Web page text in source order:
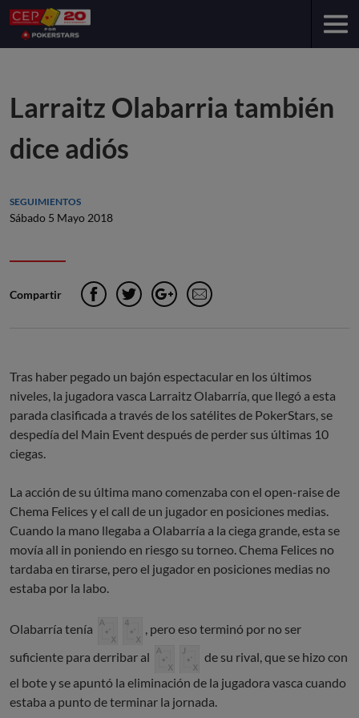
Larraitz Olabarria también
dice adiós
SEGUIMIENTOS
Sábado 5 Mayo 2018
Compartir FacebookTwitterGoogle+
Tras haber pegado un bajón espectacular en los últimos
niveles, la jugadora vasca Larraitz Olabarría, que llegó a esta
parada clasificada a través de los satélites de PokerStars, se
despedía del Main Event después de perder sus últimas 10
ciegas.
La acción de su última mano comenzaba con el open-raise de
Chema Felices y el call de un jugador en posiciones medias.
Cuando la mano llegaba a Olabarría a la ciega grande, esta se
movía all in poniendo en riesgo su torneo. Chema Felices no
tardaba en tirarse, pero el jugador en posiciones medias no
estaba por la labo.
Olabarría tenía
, pero eso terminó por no ser
suficiente para derribar al
de su rival, que se hizo con
el bote y se apuntó la eliminación de la jugadora vasca cuando
estaba a punto de terminar la jornada.